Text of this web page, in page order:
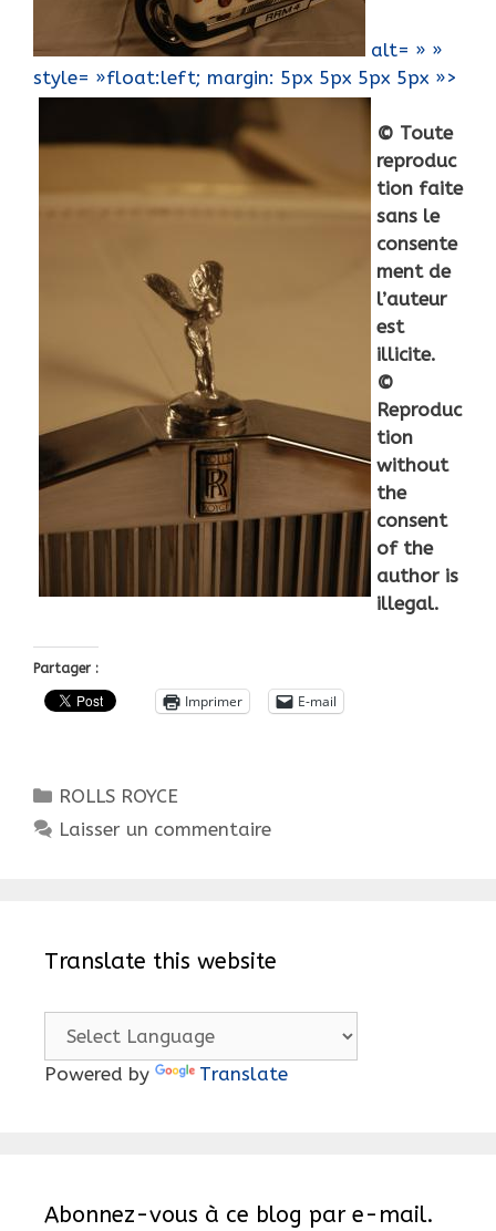
alt= » »
style= »float:left; margin: 5px 5px 5px 5px »>
© Toute
reproduc
tion faite
sans le
consente
ment de
l’auteur
est
illicite.
©
Reproduc
tion
without
the
consent
of the
author is
illegal.
Partager :
Imprimer E-mail
Catégories
ROLLS ROYCE
Laisser un commentaire
Translate this website
Powered by Translate
Abonnez-vous à ce blog par e-mail.